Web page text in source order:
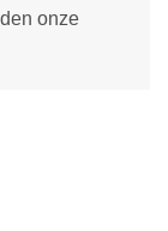
onze